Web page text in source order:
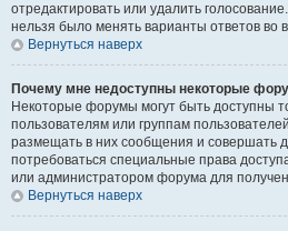
отредактировать или удалить
нельзя было менять варианты ответов во
Вернуться наверх
Почему мне недоступны некоторые
Некоторые форумы могут быть доступны
пользователям или группам
размещать в них сообщения и совершать
потребоваться специальные права
или администратором форума для
Вернуться наверх